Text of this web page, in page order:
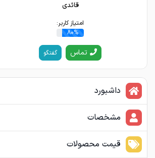
قائدی
امتیاز کاربر:
80%
تماس گفتگو
داشبورد
مشخصات
قیمت محصولات